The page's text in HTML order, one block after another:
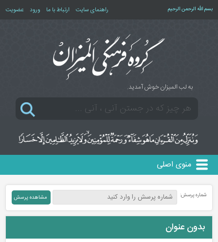
بسم الله الرحمن الرحیم راهنمای سایت ارتباط با ما ورود عضویت
به لب المیزان خوش آمدید.
منوی اصلی
شماره پرسش:
بدون عنوان